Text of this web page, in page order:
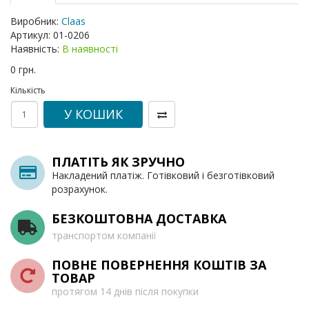
Виробник: Claas
Артикул: 01-0206
Наявність: В наявності
0 грн.
Кількість
У КОШИК
ПЛАТІТЬ ЯК ЗРУЧНО
Накладений платіж. Готівковий і безготівковий
розрахунок.
БЕЗКОШТОВНА ДОСТАВКА
транспортом компанії
ПОВНЕ ПОВЕРНЕННЯ КОШТІВ ЗА
ТОВАР
протягом 14 днів після покупки